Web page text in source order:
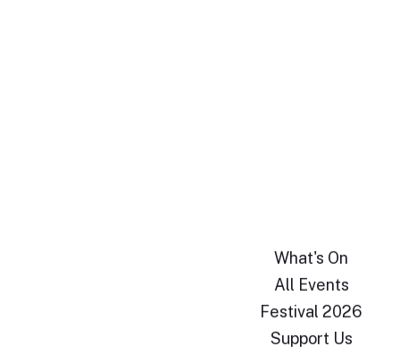
What's On
All Events
Festival 2026
Support Us